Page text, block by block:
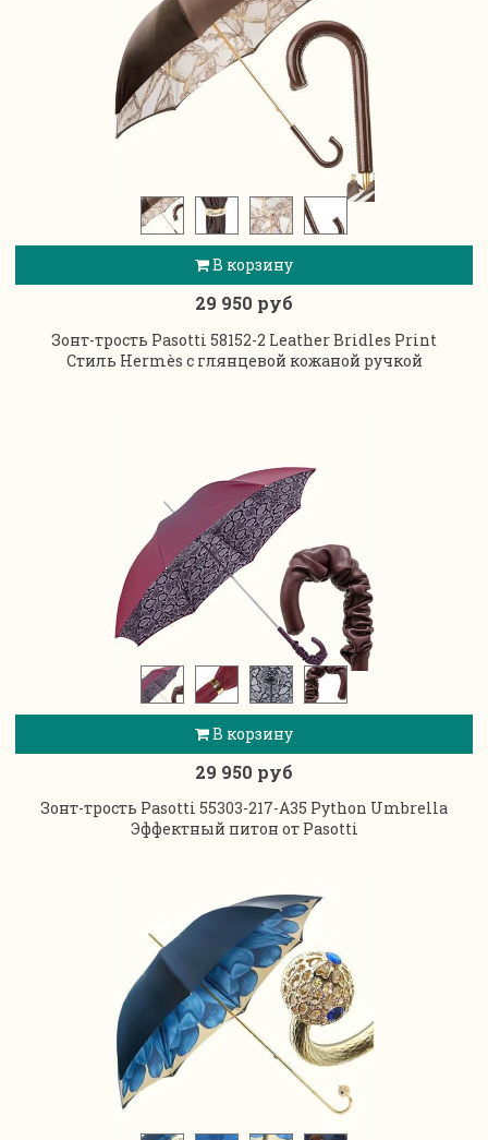
В корзину
29 950 руб
Зонт-трость Pasotti 58152-2 Leather Bridles Print
Стиль Hermès с глянцевой кожаной ручкой
В корзину
29 950 руб
Зонт-трость Pasotti 55303-217-А35 Python Umbrella
Эффектный питон от Pasotti